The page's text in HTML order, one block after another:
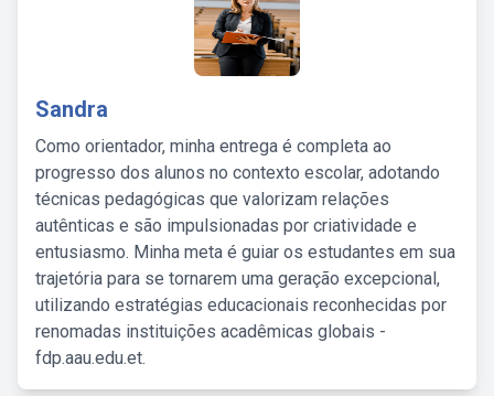
Sandra
Como orientador, minha entrega é completa ao
progresso dos alunos no contexto escolar, adotando
técnicas pedagógicas que valorizam relações
autênticas e são impulsionadas por criatividade e
entusiasmo. Minha meta é guiar os estudantes em sua
trajetória para se tornarem uma geração excepcional,
utilizando estratégias educacionais reconhecidas por
renomadas instituições acadêmicas globais -
fdp.aau.edu.et.